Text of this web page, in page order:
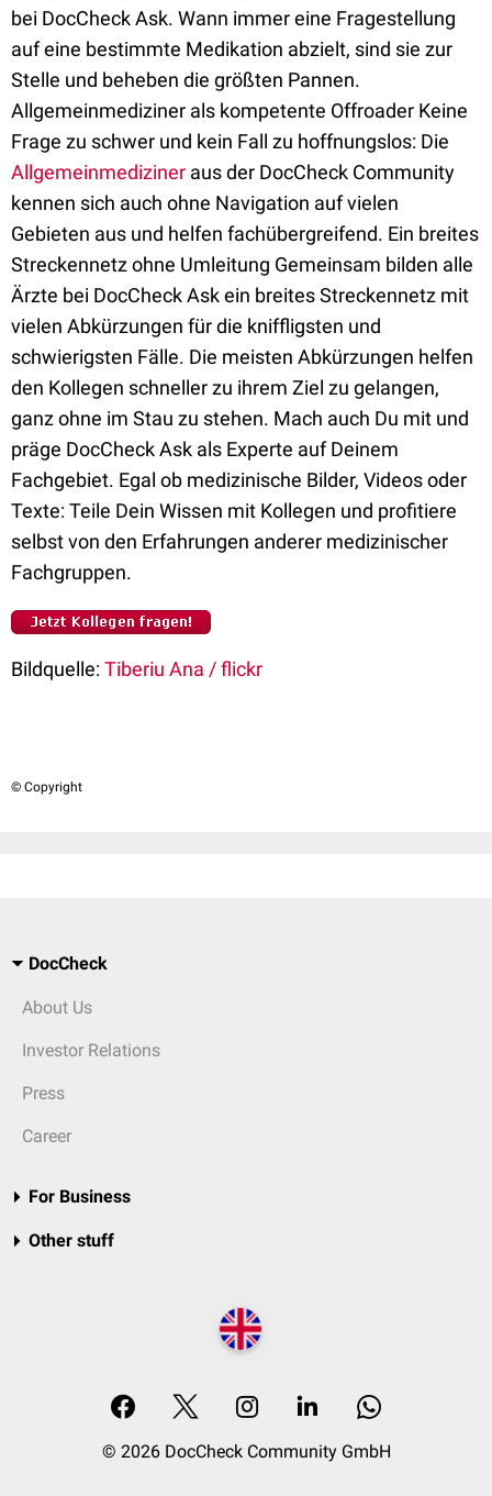
bei DocCheck Ask. Wann immer eine Fragestellung
auf eine bestimmte Medikation abzielt, sind sie zur
Stelle und beheben die größten Pannen.
Allgemeinmediziner als kompetente Offroader Keine
Frage zu schwer und kein Fall zu hoffnungslos: Die
Allgemeinmediziner aus der DocCheck Community
kennen sich auch ohne Navigation auf vielen
Gebieten aus und helfen fachübergreifend. Ein breites
Streckennetz ohne Umleitung Gemeinsam bilden alle
Ärzte bei DocCheck Ask ein breites Streckennetz mit
vielen Abkürzungen für die kniffligsten und
schwierigsten Fälle. Die meisten Abkürzungen helfen
den Kollegen schneller zu ihrem Ziel zu gelangen,
ganz ohne im Stau zu stehen. Mach auch Du mit und
präge DocCheck Ask als Experte auf Deinem
Fachgebiet. Egal ob medizinische Bilder, Videos oder
Texte: Teile Dein Wissen mit Kollegen und profitiere
selbst von den Erfahrungen anderer medizinischer
Fachgruppen.
Bildquelle:Tiberiu Ana / flickr
© Copyright
DocCheck
About Us
Investor Relations
Press
Career
For Business
Other stuff
© 2026 DocCheck Community GmbH